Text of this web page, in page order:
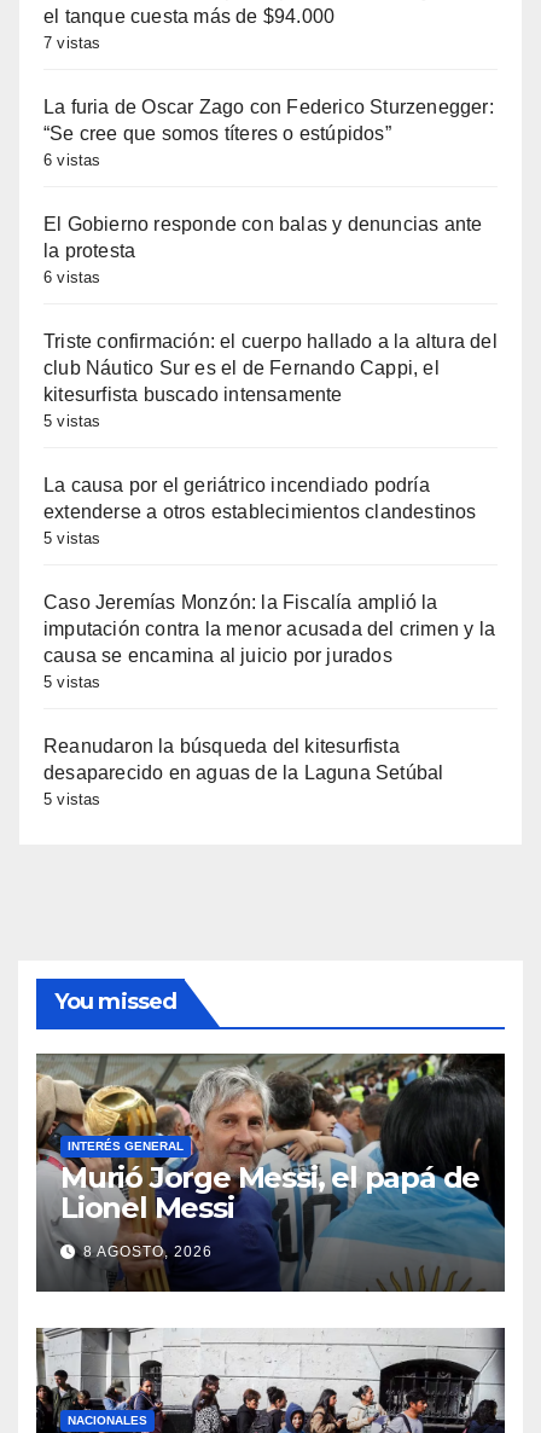
el tanque cuesta más de $94.000
7 vistas
La furia de Oscar Zago con Federico Sturzenegger:
“Se cree que somos títeres o estúpidos”
6 vistas
El Gobierno responde con balas y denuncias ante
la protesta
6 vistas
Triste confirmación: el cuerpo hallado a la altura del
club Náutico Sur es el de Fernando Cappi, el
kitesurfista buscado intensamente
5 vistas
La causa por el geriátrico incendiado podría
extenderse a otros establecimientos clandestinos
5 vistas
Caso Jeremías Monzón: la Fiscalía amplió la
imputación contra la menor acusada del crimen y la
causa se encamina al juicio por jurados
5 vistas
Reanudaron la búsqueda del kitesurfista
desaparecido en aguas de la Laguna Setúbal
5 vistas
You missed
INTERÉS GENERAL
Murió Jorge Messi, el papá de
Lionel Messi
8 AGOSTO, 2026
NACIONALES